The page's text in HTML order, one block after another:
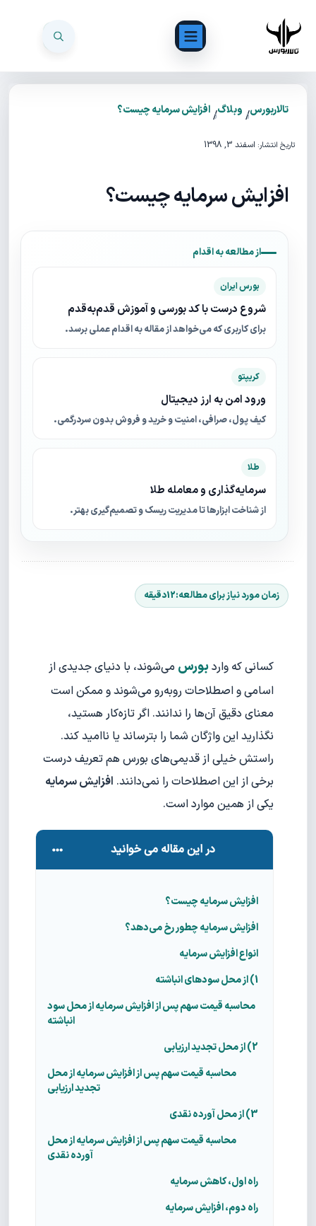
تالاربورس/ وبلاگ/افزایش سرمایه چیست؟
تاریخ انتشار: اسفند 3, 1398
افزایش سرمایه چیست؟
از مطالعه به اقدام
بورس ایران
شروع درست با کد بورسی و آموزش قدم‌به‌قدم
برای کاربری که می‌خواهد از مقاله به اقدام عملی برسد.
کریپتو
ورود امن به ارز دیجیتال
کیف پول، صرافی، امنیت و خرید و فروش بدون سردرگمی.
طلا
سرمایه‌گذاری و معامله طلا
از شناخت ابزارها تا مدیریت ریسک و تصمیم‌گیری بهتر.
کسانی که واردبورس می‌شوند، با دنیای جدیدی از
اسامی و اصطلاحات روبه‌رو می‌شوند و ممکن است
معنای دقیق آن‌ها را ندانند. اگر تازه‌کار هستید،
نگذارید این واژگان شما را بترساند یا ناامید کند.
راستش خیلی از قدیمی‌های بورس هم تعریف درست
برخی از این اصطلاحات را نمی‌دانند. افزایش سرمایه
یکی از همین موارد است.
در این مقاله می خوانید
افزایش سرمایه چیست؟
افزایش سرمایه چطور رخ می‌دهد؟
انواع افزایش سرمایه
1) از محل سودهای انباشته
محاسبه قیمت سهم پس از افزایش سرمایه از محل سود
انباشته
2) از محل تجدید ارزیابی
محاسبه قیمت سهم پس از افزایش سرمایه از محل
تجدید ارزیابی
3) از محل آورده نقدی
محاسبه قیمت سهم پس از افزایش سرمایه از محل
آورده نقدی
راه اول، کاهش سرمایه
راه دوم، افزایش سرمایه